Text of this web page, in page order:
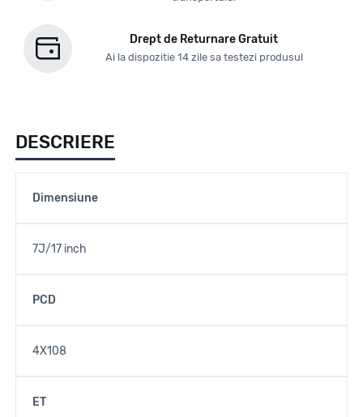
Drept de Returnare Gratuit
Ai la dispozitie 14 zile sa testezi produsul
DESCRIERE
Dimensiune
7J/17 inch
PCD
4X108
ET